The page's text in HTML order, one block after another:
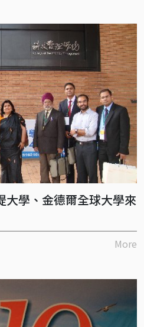
大學、金德爾全球大學來
More